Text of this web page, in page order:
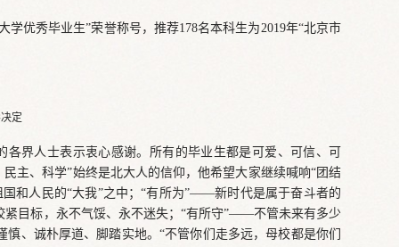
优秀毕业生”荣誉称号，推荐178名本科生为2019年“北京市
定
界人士表示衷心感谢。所有的毕业生都是可爱、可信、可
主、科学”始终是北大人的信仰，他希望大家继续喊响“团结
和人民的“大我”之中；“有所为”——新时代是属于奋斗者的
紧目标，永不气馁、永不迷失；“有所守”——不管未来有多少
、诚朴厚道、脚踏实地。“不管你们走多远，母校都是你们